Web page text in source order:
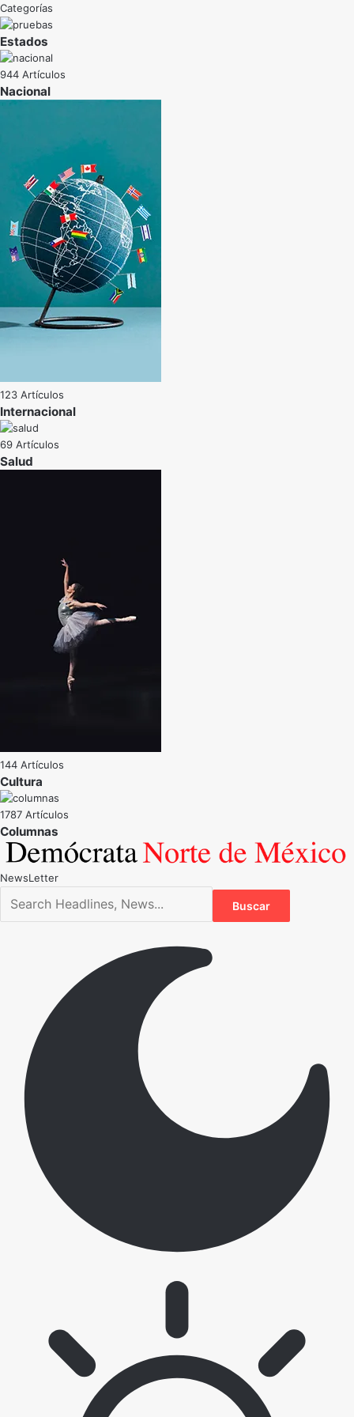
Categorías
Estados
944 Artículos
Nacional
123 Artículos
Internacional
69 Artículos
Salud
144 Artículos
Cultura
1787 Artículos
NewsLetter